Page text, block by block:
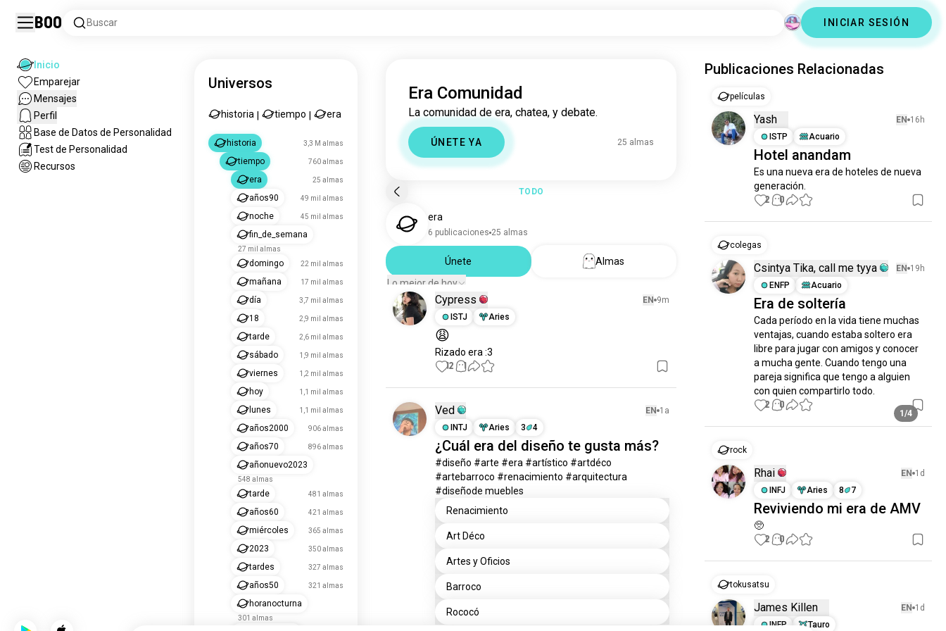
Boo Buscar INICIAR SESIÓN
Inicio
Emparejar
Mensajes
Perfil
Base de Datos de Personalidad
Test de Personalidad
Recursos
Universos
historia tiempo era
historia 3,3 M almas
tiempo 760 almas
era 25 almas
años90 49 mil almas
noche 45 mil almas
fin_de_semana
27 mil almas
domingo 22 mil almas
mañana 17 mil almas
día 3,7 mil almas
18 2,9 mil almas
tarde 2,6 mil almas
sábado 1,9 mil almas
viernes 1,2 mil almas
hoy 1,1 mil almas
lunes 1,1 mil almas
años2000 906 almas
años70 896 almas
añonuevo2023
548 almas
tarde 481 almas
años60 421 almas
miércoles 365 almas
2023 350 almas
tardes 327 almas
años50 321 almas
horanocturna
301 almas
Era Comunidad
La comunidad de era, chatea, y debate.
ÚNETE YA 25 almas
TODO
era
6 publicaciones 25 almas
Únete
Almas
Lo mejor de hoy
Cypress EN 9m
ISTJ
Aries
😩
Rizado era :3
12 1
Ved EN 1a
INTJ
Aries 3 4
¿Cuál era del diseño te gusta más?
#diseño #arte #era #artístico #artdéco
#artebarroco #renacimiento #arquitectura
#diseñode muebles
Renacimiento
Art Déco
Artes y Oficios
Barroco
Rococó
Publicaciones Relacionadas
películas
Yash EN 16h
ISTP
Acuario
Hotel anandam
Es una nueva era de hoteles de nueva
generación.
2 0
colegas
Csintya Tika, call me tyya EN 19h
ENFP
Acuario
Era de soltería
Cada período en la vida tiene muchas
ventajas, cuando estaba soltero era
libre para jugar con amigos y conocer
a mucha gente. Cuando tengo una
pareja significa que tengo a alguien
con quien compartirlo todo.
1/4
2 0
rock
Rhai EN 1d
INFJ
Aries 8 7
Reviviendo mi era de AMV
🥺
2 0
tokusatsu
James Killen EN 1d
INFP
Tauro